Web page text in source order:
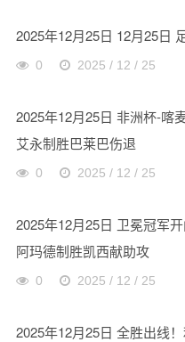
2025年12月25日 12月25日
0 2025 / 12 / 25
2025年12月25日 非洲杯-喀
艾永制胜巴莱巴伤退
0 2025 / 12 / 25
2025年12月25日 卫冕冠军
阿玛德制胜凯西献助攻
0 2025 / 12 / 25
2025年12月25日 全胜出线